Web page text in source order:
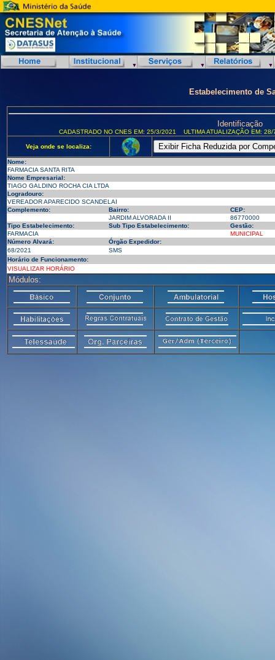
Estabelecimento de
Identificação
CADASTRADO NO CNES EM: 25/3/2021 ULTIMA ATUALIZAÇÃO EM:
Veja onde se localiza:
Nome:
FARMACIA SANTA RITA
Nome Empresarial:
TIAGO GALDINO ROCHA CIA LTDA
Logradouro:
VEREADOR APARECIDO SCANDELAI
Complemento:
Bairro:
CEP:
JARDIM ALVORADA II
86770000
Tipo Estabelecimento:
Sub Tipo Estabelecimento:
Gestão:
FARMACIA
MUNICIPAL
Número Alvará:
Órgão Expedidor:
68/2021
SMS
Horário de Funcionamento:
VISUALIZAR HORÁRIO
Módulos: